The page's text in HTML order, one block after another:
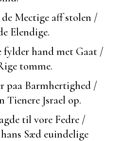
Mectige aff stolen /
Elendige.
fylder hand met Gaat /
tomme.
paa Barmhertighed /
Tienere Jsrael op.
til vore Fedre /
Sæd euindelige